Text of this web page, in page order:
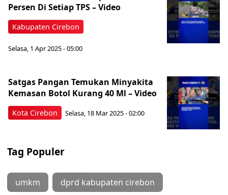
Kabupaten Cirebon
Persen Di Setiap TPS – Video
Selasa, 1 Apr 2025 - 05:00
Kota Cirebon
Satgas Pangan Temukan Minyakita
Kemasan Botol Kurang 40 Ml – Video
Selasa, 18 Mar 2025 - 02:00
Tag Populer
umkm dprd kabupaten cirebon